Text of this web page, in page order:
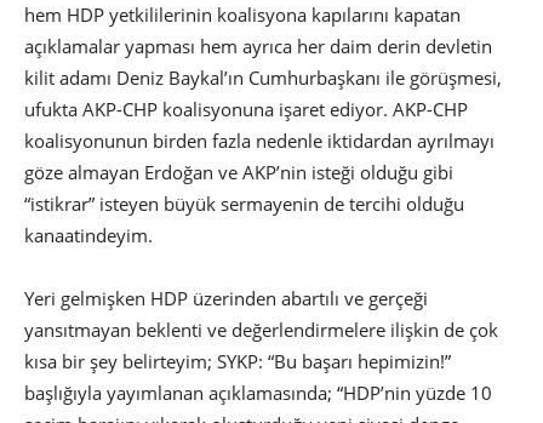
hem HDP yetkililerinin koalisyona kapılarını kapatan
açıklamalar yapması hem ayrıca her daim derin devletin
kilit adamı Deniz Baykal’ın Cumhurbaşkanı ile görüşmesi,
ufukta AKP-CHP koalisyonuna işaret ediyor. AKP-CHP
koalisyonunun birden fazla nedenle iktidardan ayrılmayı
göze almayan Erdoğan ve AKP’nin isteği olduğu gibi
“istikrar” isteyen büyük sermayenin de tercihi olduğu
kanaatindeyim.
Yeri gelmişken HDP üzerinden abartılı ve gerçeği
yansıtmayan beklenti ve değerlendirmelere ilişkin de çok
kısa bir şey belirteyim; SYKP: “Bu başarı hepimizin!”
başlığıyla yayımlanan açıklamasında; “HDP’nin yüzde 10